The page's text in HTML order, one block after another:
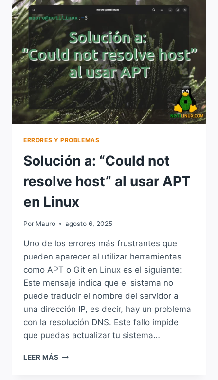
PROBLEMS,
YOU
HAVE
HELD
BROKEN
PACKAGES”
EN
DEBIAN,
UBUNTU
Y
DERIVADOS
ERRORES Y PROBLEMAS
Solución a: “Could not
resolve host” al usar APT
en Linux
Por Mauro agosto 6, 2025
Uno de los errores más frustrantes que
pueden aparecer al utilizar herramientas
como APT o Git en Linux es el siguiente:
Este mensaje indica que el sistema no
puede traducir el nombre del servidor a
una dirección IP, es decir, hay un problema
con la resolución DNS. Este fallo impide
que puedas actualizar tu sistema…
LEER MÁS SOLUCIÓN